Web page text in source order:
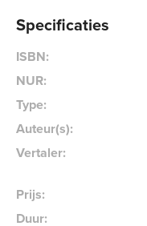
Specificaties
ISBN:
NUR:
Type:
Auteur(s):
Vertaler:
Prijs:
Duur: